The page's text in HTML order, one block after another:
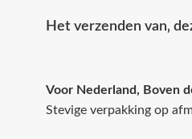
Het verzenden van‚
Voor Nederland, Boven
Stevige verpakking op